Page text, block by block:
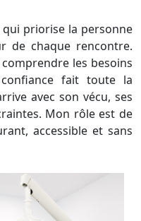
qui priorise la personne
de chaque rencontre.
les besoins
fait toute la
avec son vécu, ses
Mon rôle est de
accessible et sans